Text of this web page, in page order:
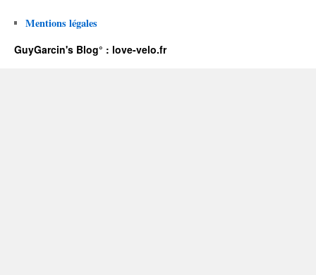
Mentions légales
GuyGarcin's Blog° : love-velo.fr